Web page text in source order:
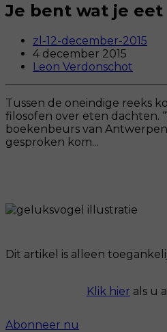
Je bent wat je eet
zl-12-december-2015
4 december 2015
Leon Verdonschot
Tussen de oneindige reeks
filosofen over eten dachten.
boekenbeurs van
gesproken kom...
Dit artikel is alleen
Klik hier als u
Abonneer nu